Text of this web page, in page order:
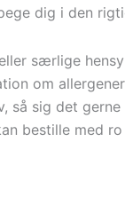
dig i den
særlige
om
så sig det
bestille med